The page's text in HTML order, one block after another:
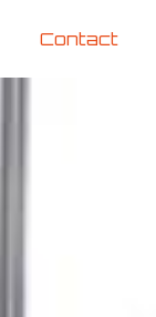
Contact